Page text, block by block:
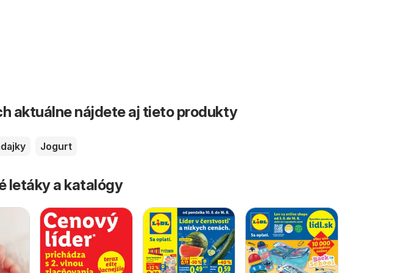
aktuálne nájdete aj tieto produkty
Jogurt
letáky a katalógy